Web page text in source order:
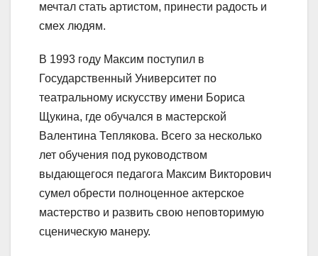
мечтал стать артистом, принести радость и
смех людям.
В 1993 году Максим поступил в
Государственный Университет по
театральному искусству имени Бориса
Щукина, где обучался в мастерской
Валентина Теплякова. Всего за несколько
лет обучения под руководством
выдающегося педагога Максим Викторович
сумел обрести полноценное актерское
мастерство и развить свою неповторимую
сценическую манеру.